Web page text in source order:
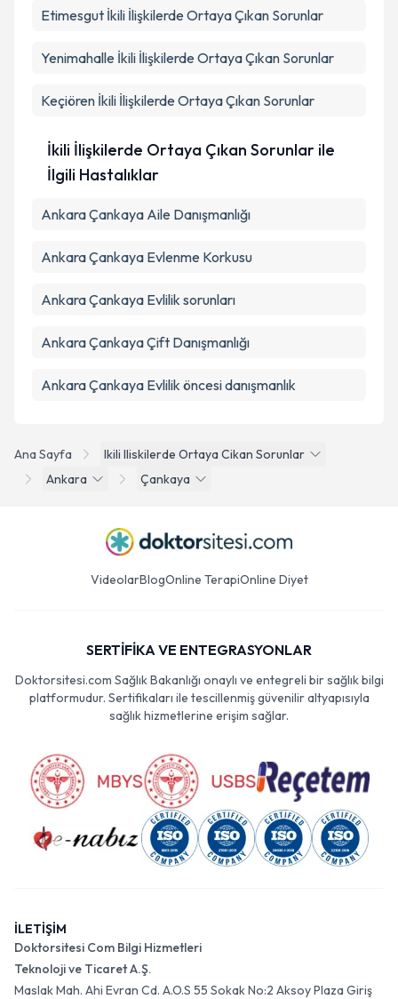
Takvim Talebini Gönder
Ana Sayfa
Ikili Iliskilerde Ortaya Cikan Sorunlar
Ankara
Çankaya
Etimesgut İkili İlişkilerde Ortaya Çıkan Sorunlar
Yenimahalle İkili İlişkilerde Ortaya Çıkan Sorunlar
Keçiören İkili İlişkilerde Ortaya Çıkan Sorunlar
İkili İlişkilerde Ortaya Çıkan Sorunlar ile
İlgili Hastalıklar
Ankara Çankaya Aile Danışmanlığı
Ankara Çankaya Evlenme Korkusu
Ankara Çankaya Evlilik sorunları
Ankara Çankaya Çift Danışmanlığı
Ankara Çankaya Evlilik öncesi danışmanlık
VideolarBlogOnline TerapiOnline Diyet
SERTİFİKA VE ENTEGRASYONLAR
Doktorsitesi.com Sağlık Bakanlığı onaylı ve entegreli bir sağlık bilgi
platformudur. Sertifikaları ile tescillenmiş güvenilir altyapısıyla
sağlık hizmetlerine erişim sağlar.
İLETİŞİM
Doktorsitesi Com Bilgi Hizmetleri
Teknoloji ve Ticaret A.Ş.
Maslak Mah. Ahi Evran Cd. A.O.S 55 Sokak No:2 Aksoy Plaza Giriş